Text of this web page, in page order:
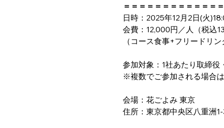
＝＝＝＝＝＝＝＝＝＝＝＝
日時：2025年12月2日(火
会費：12,000円／人（税込
（コース食事+フリードリン
参加対象：1社あたり取締役
※複数でご参加される場合
会場：花ごよみ 東京
住所：東京都中央区八重洲